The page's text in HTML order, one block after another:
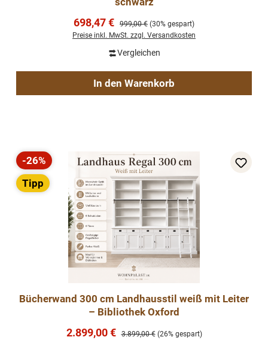
Verkaufspreis:
698,47 € Regulärer Preis:
999,00 € (30% gespart)
Preise inkl. MwSt. zzgl. Versandkosten
Vergleichen
In den Warenkorb
Rabatt
-26%
Tipp
Bücherwand 300 cm Landhausstil weiß mit Leiter
– Bibliothek Oxford
Verkaufspreis:
2.899,00 € Regulärer Preis:
3.899,00 € (26% gespart)